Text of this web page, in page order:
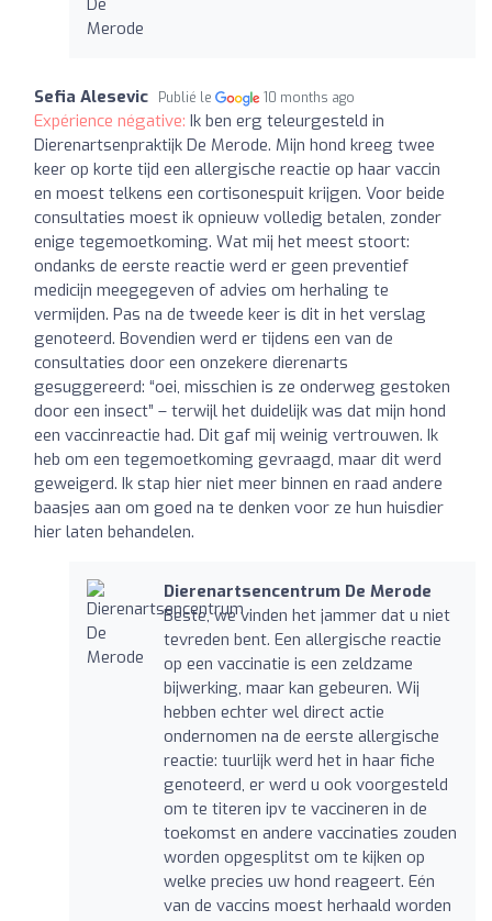
Sefia Alesevic Publié le 10 months ago
Expérience négative: Ik ben erg teleurgesteld in
Dierenartsenpraktijk De Merode. Mijn hond kreeg twee
keer op korte tijd een allergische reactie op haar vaccin
en moest telkens een cortisonespuit krijgen. Voor beide
consultaties moest ik opnieuw volledig betalen, zonder
enige tegemoetkoming. Wat mij het meest stoort:
ondanks de eerste reactie werd er geen preventief
medicijn meegegeven of advies om herhaling te
vermijden. Pas na de tweede keer is dit in het verslag
genoteerd. Bovendien werd er tijdens een van de
consultaties door een onzekere dierenarts
gesuggereerd: “oei, misschien is ze onderweg gestoken
door een insect” – terwijl het duidelijk was dat mijn hond
een vaccinreactie had. Dit gaf mij weinig vertrouwen. Ik
heb om een tegemoetkoming gevraagd, maar dit werd
geweigerd. Ik stap hier niet meer binnen en raad andere
baasjes aan om goed na te denken voor ze hun huisdier
hier laten behandelen.
Dierenartsencentrum De Merode
Beste, we vinden het jammer dat u niet
tevreden bent. Een allergische reactie
op een vaccinatie is een zeldzame
bijwerking, maar kan gebeuren. Wij
hebben echter wel direct actie
ondernomen na de eerste allergische
reactie: tuurlijk werd het in haar fiche
genoteerd, er werd u ook voorgesteld
om te titeren ipv te vaccineren in de
toekomst en andere vaccinaties zouden
worden opgesplitst om te kijken op
welke precies uw hond reageert. Eén
van de vaccins moest herhaald worden